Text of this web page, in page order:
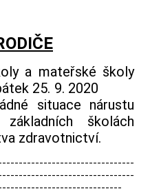
a mateřské školy
pátek 25. 9. 2020
situace nárustu
školách
zdravotnictví.